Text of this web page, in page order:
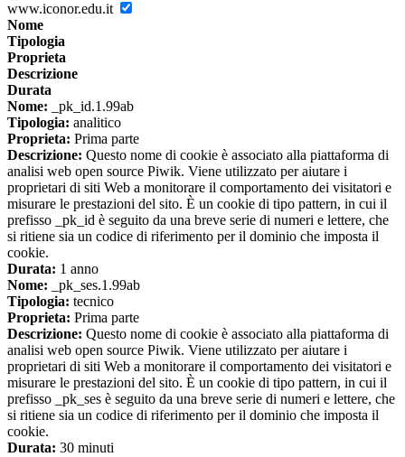
www.iconor.edu.it
Nome
Tipologia
Proprieta
Descrizione
Durata
Nome: _pk_id.1.99ab
Tipologia: analitico
Proprieta: Prima parte
Descrizione: Questo nome di cookie è associato alla piattaforma di
analisi web open source Piwik. Viene utilizzato per aiutare i
proprietari di siti Web a monitorare il comportamento dei visitatori e
misurare le prestazioni del sito. È un cookie di tipo pattern, in cui il
prefisso _pk_id è seguito da una breve serie di numeri e lettere, che
si ritiene sia un codice di riferimento per il dominio che imposta il
cookie.
Durata: 1 anno
Nome: _pk_ses.1.99ab
Tipologia: tecnico
Proprieta: Prima parte
Descrizione: Questo nome di cookie è associato alla piattaforma di
analisi web open source Piwik. Viene utilizzato per aiutare i
proprietari di siti Web a monitorare il comportamento dei visitatori e
misurare le prestazioni del sito. È un cookie di tipo pattern, in cui il
prefisso _pk_ses è seguito da una breve serie di numeri e lettere, che
si ritiene sia un codice di riferimento per il dominio che imposta il
cookie.
Durata: 30 minuti